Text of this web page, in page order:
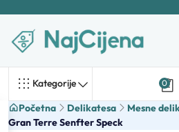
Kategorije 0
Početna Delikatesa
Mesne
Gran Terre Senfter Speck